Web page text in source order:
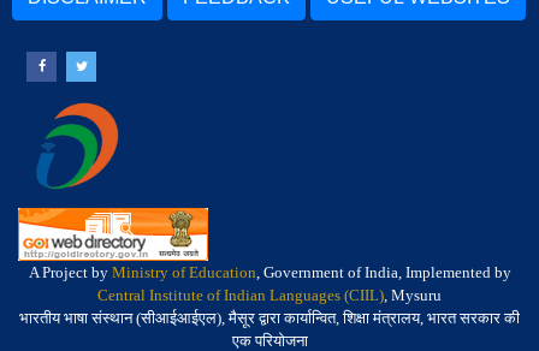
A Project by Ministry of Education, Government of India, Implemented by
Central Institute of Indian Languages (CIIL), Mysuru
भारतीय भाषा संस्थान (सीआईआईएल), मैसूर द्वारा कार्यान्वित, शिक्षा मंत्रालय, भारत सरकार की
एक परियोजना